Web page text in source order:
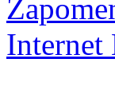
Internet